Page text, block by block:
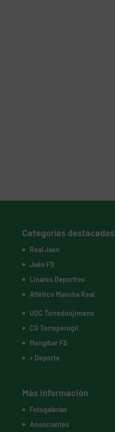
Categorías destacadas
Real Jaén
Jaén FS
Linares Deportivo
Atlético Mancha Real
UDC Torredonjimeno
CD Torreperogil
Mengíbar FS
+ Deporte
Más información
Fotogalerías
Anunciantes